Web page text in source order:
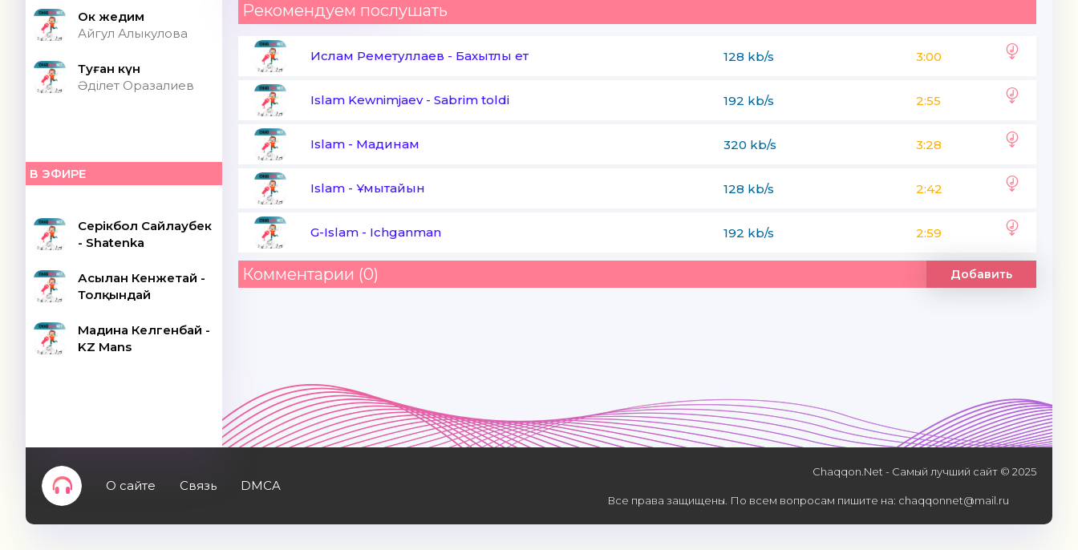
Ок жедим
Айгул Алыкулова
Туған күн
Әділет Оразалиев
В ЭФИРЕ
Серікбол Сайлаубек
- Shatenka
Асылан Кенжетай -
Толқындай
Мадина Келгенбай -
KZ Mans
Рекомендуем послушать
Ислам Реметуллаев - Бахытлы ет 128 kb/s 3:00
Islam Kewnimjaev- Sabrim toldi 192 kb/s 2:55
Islam - Мадинам 320 kb/s 3:28
Islam - Ұмытайын 128 kb/s 2:42
G-Islam - Ichganman 192 kb/s 2:59
Комментарии (0) Добавить
О сайте Связь DMCA
Chaqqon.Net - Самый лучший сайт © 2025
Все права защищены. По всем вопросам пишите на: chaqqonnet@mail.ru